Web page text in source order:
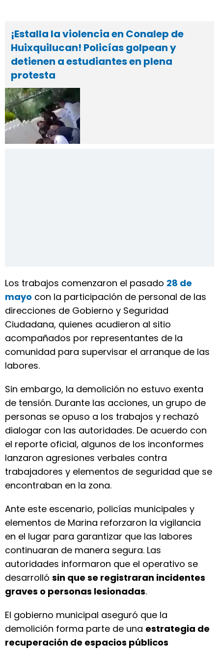
¡Estalla la violencia en Conalep de
Huixquilucan! Policías golpean y
detienen a estudiantes en plena
protesta
Los trabajos comenzaron el pasado 28 de
mayo con la participación de personal de las
direcciones de Gobierno y Seguridad
Ciudadana, quienes acudieron al sitio
acompañados por representantes de la
comunidad para supervisar el arranque de las
labores.
Sin embargo, la demolición no estuvo exenta
de tensión. Durante las acciones, un grupo de
personas se opuso a los trabajos y rechazó
dialogar con las autoridades. De acuerdo con
el reporte oficial, algunos de los inconformes
lanzaron agresiones verbales contra
trabajadores y elementos de seguridad que se
encontraban en la zona.
Ante este escenario, policías municipales y
elementos de Marina reforzaron la vigilancia
en el lugar para garantizar que las labores
continuaran de manera segura. Las
autoridades informaron que el operativo se
desarrolló sin que se registraran incidentes
graves o personas lesionadas.
El gobierno municipal aseguró que la
demolición forma parte de una estrategia de
recuperación de espacios públicos